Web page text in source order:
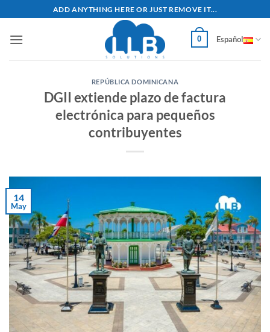
al
contenido
ADD ANYTHING HERE OR JUST REMOVE IT...
0 Español
REPÚBLICA DOMINICANA
DGII extiende plazo de factura
electrónica para pequeños
contribuyentes
14
May